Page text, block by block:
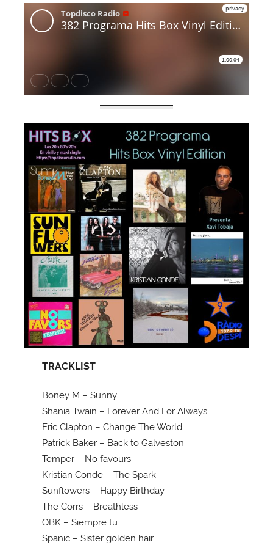
j
TRACKLIST
Boney M – Sunny
Shania Twain – Forever And For Always
Eric Clapton – Change The World
Patrick Baker – Back to Galveston
Temper – No favours
Kristian Conde – The Spark
Sunflowers – Happy Birthday
The Corrs – Breathless
OBK – Siempre tu
Spanic – Sister golden hair